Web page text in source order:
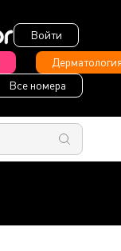
Войти
Дерматология
Все номера